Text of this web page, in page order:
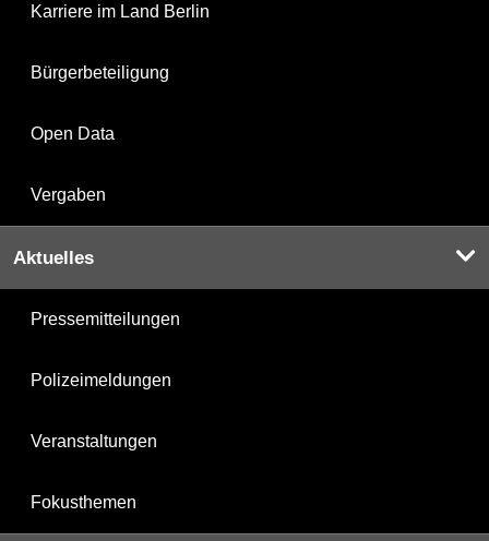
Karriere im Land Berlin
Bürgerbeteiligung
Open Data
Vergaben
Aktuelles
Pressemitteilungen
Polizeimeldungen
Veranstaltungen
Fokusthemen